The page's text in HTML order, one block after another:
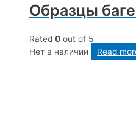
Образцы
Rated 0 out of 5
Нет в наличии
Read